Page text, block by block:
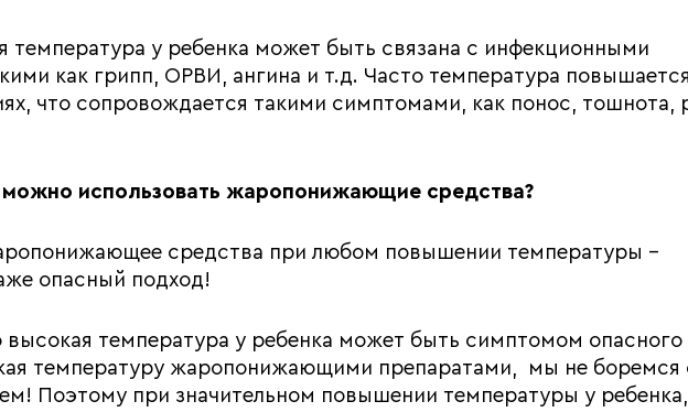
температура у ребенка может быть связана с инфекционными
как грипп, ОРВИ, ангина и т.д. Часто температура
что сопровождается такими симптомами, как понос, тошнота,
можно использовать жаропонижающие средства?
средства при любом повышении температуры –
опасный подход!
высокая температура у ребенка может быть симптомом опасного
температуру жаропонижающими препаратами, мы не боремся
Поэтому при значительном повышении температуры у